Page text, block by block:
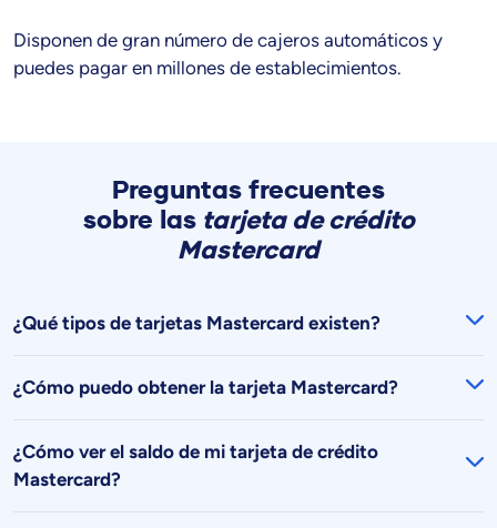
Disponen de gran número de cajeros automáticos y
puedes pagar en millones de establecimientos.
Preguntas frecuentes
sobre las tarjeta de crédito
Mastercard
¿Qué tipos de tarjetas Mastercard existen?
¿Cómo puedo obtener la tarjeta Mastercard?
¿Cómo ver el saldo de mi tarjeta de crédito
Mastercard?